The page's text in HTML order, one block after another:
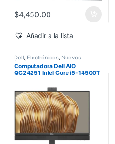
$4,450.00
Añadir a la lista
Dell Electrónicos, Nuevos
Productos
Computadora Dell AIO
QC24251 Intel Core i5-14500T
Windows 11 Pro